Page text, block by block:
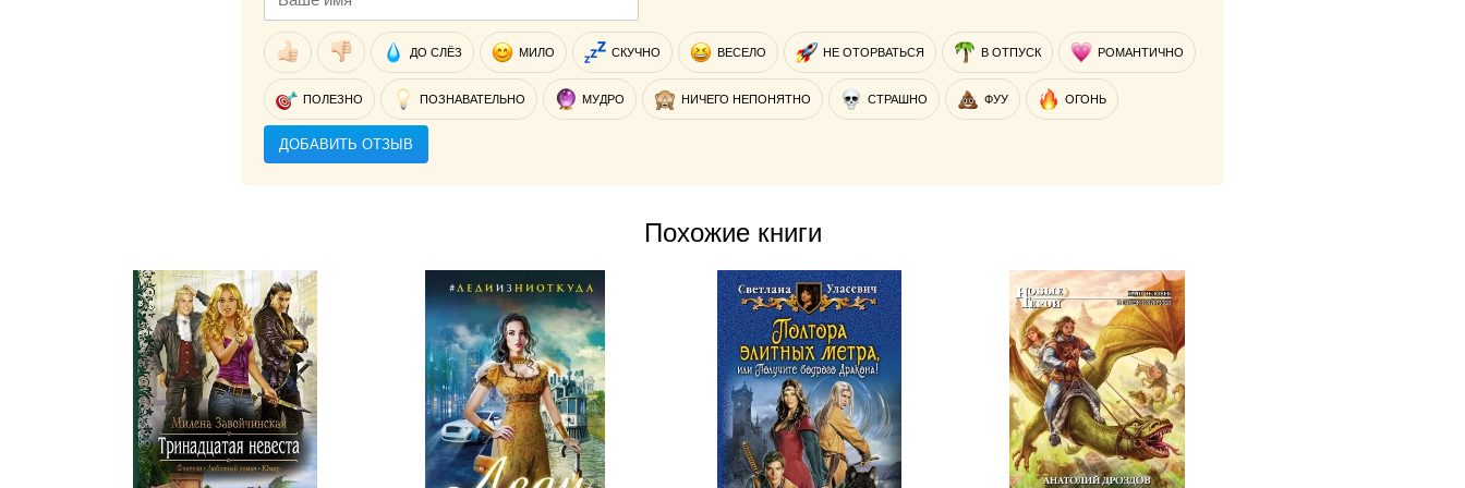
ДО СЛЁЗ МИЛО СКУЧНО ВЕСЕЛО НЕ ОТОРВАТЬСЯ В ОТПУСК РОМАНТИЧНО
ПОЛЕЗНО ПОЗНАВАТЕЛЬНО МУДРО НИЧЕГО НЕПОНЯТНО СТРАШНО ФУУ ОГОНЬ
ДОБАВИТЬ ОТЗЫВ
Похожие книги